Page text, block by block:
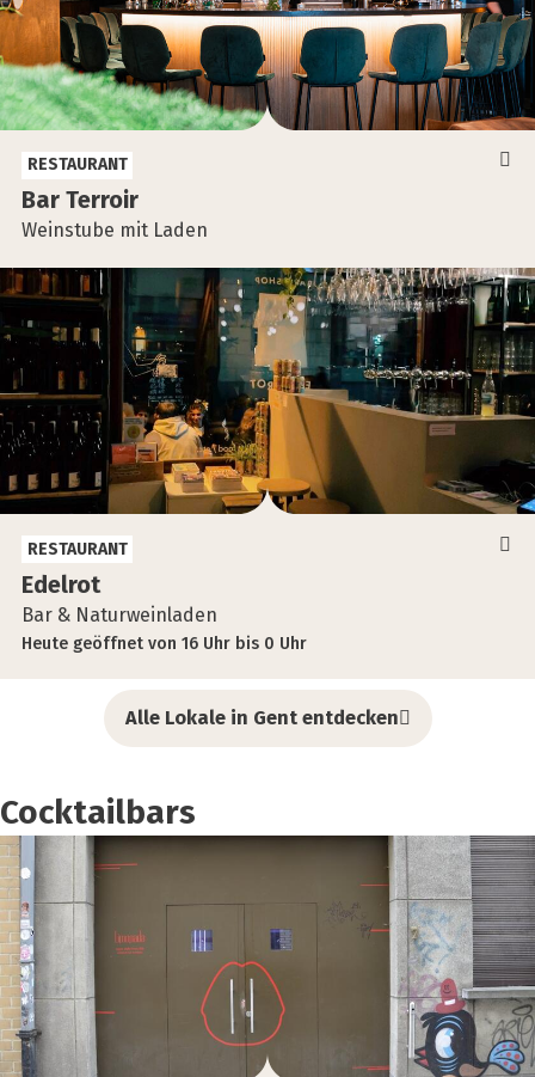
Bar Ter­ro­ir
Weinstube mit Laden
RESTAURANT
Edel­rot
Bar & Naturweinladen
RESTAURANT
Heute geöffnet von 16 Uhr bis 0 Uhr
Alle Lokale in Gent entdecken
Cocktailbars